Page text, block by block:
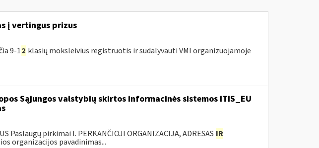
į vertingus prizus
9-12 klasių moksleivius registruotis ir sudalyvauti VMI organizuojamoje
Sąjungos valstybių skirtos informacinės sistemos ITIS_EU
Paslaugų pirkimai I. PERKANČIOJI ORGANIZACIJA, ADRESAS IR
organizacijos pavadinimas...